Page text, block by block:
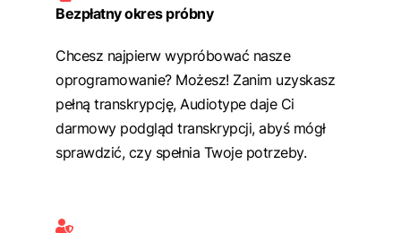
Bezpłatny okres próbny
Chcesz najpierw wypróbować nasze
oprogramowanie? Możesz! Zanim uzyskasz
pełną transkrypcję, Audiotype daje Ci
darmowy podgląd transkrypcji, abyś mógł
sprawdzić, czy spełnia Twoje potrzeby.